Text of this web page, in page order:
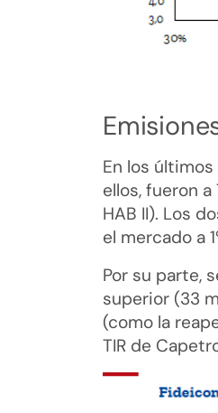
En los
ellos, fueron
HAB II). Los
el mercado a
Por su parte,
superior (33
(como la
TIR de